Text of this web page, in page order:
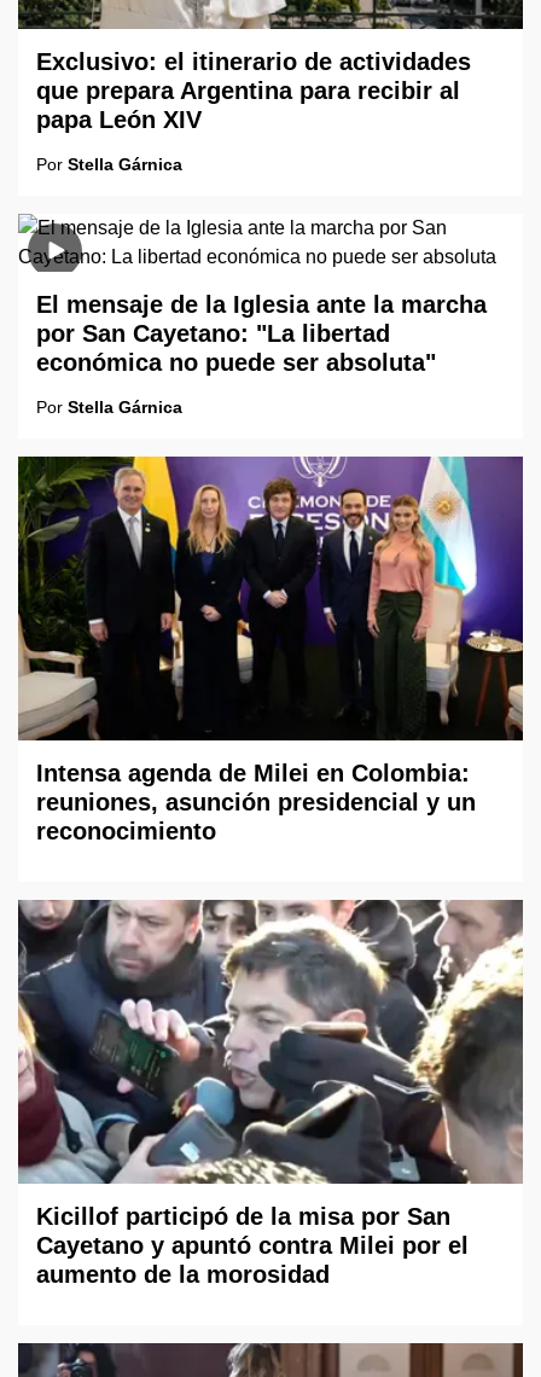
Exclusivo: el itinerario de actividades
que prepara Argentina para recibir al
papa León XIV
Por Stella Gárnica
El mensaje de la Iglesia ante la marcha
por San Cayetano: "La libertad
económica no puede ser absoluta"
Por Stella Gárnica
Intensa agenda de Milei en Colombia:
reuniones, asunción presidencial y un
reconocimiento
Kicillof participó de la misa por San
Cayetano y apuntó contra Milei por el
aumento de la morosidad